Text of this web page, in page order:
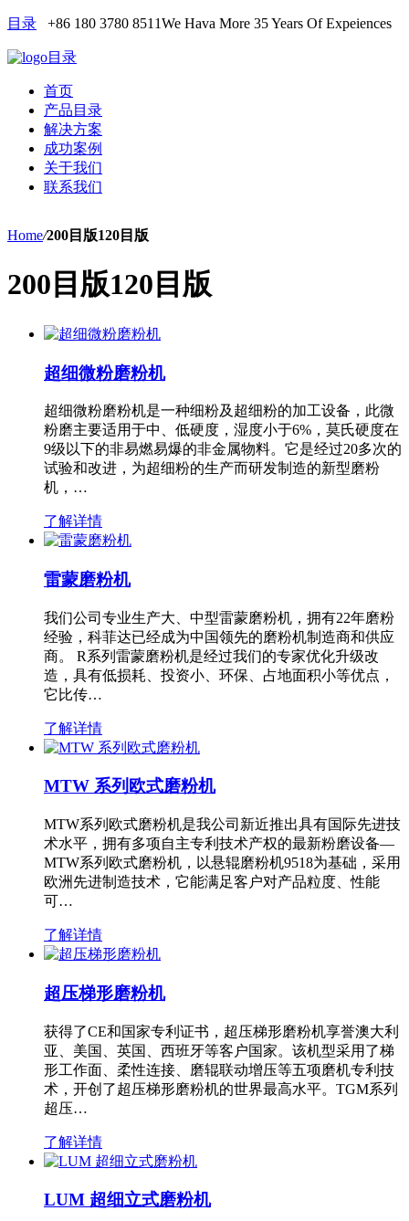
目录 +86 180 3780 8511We Hava More 35 Years Of Expeiences
目录
首页
产品目录
解决方案
成功案例
关于我们
联系我们
Home/200目版120目版
200目版120目版
超细微粉磨粉机
超细微粉磨粉机是一种细粉及超细粉的加工设备，此微
粉磨主要适用于中、低硬度，湿度小于6%，莫氏硬度在
9级以下的非易燃易爆的非金属物料。它是经过20多次的
试验和改进，为超细粉的生产而研发制造的新型磨粉
机，…
了解详情
雷蒙磨粉机
我们公司专业生产大、中型雷蒙磨粉机，拥有22年磨粉
经验，科菲达已经成为中国领先的磨粉机制造商和供应
商。 R系列雷蒙磨粉机是经过我们的专家优化升级改
造，具有低损耗、投资小、环保、占地面积小等优点，
它比传…
了解详情
MTW 系列欧式磨粉机
MTW系列欧式磨粉机是我公司新近推出具有国际先进技
术水平，拥有多项自主专利技术产权的最新粉磨设备—
MTW系列欧式磨粉机，以悬辊磨粉机9518为基础，采用
欧洲先进制造技术，它能满足客户对产品粒度、性能
可…
了解详情
超压梯形磨粉机
获得了CE和国家专利证书，超压梯形磨粉机享誉澳大利
亚、美国、英国、西班牙等客户国家。该机型采用了梯
形工作面、柔性连接、磨辊联动增压等五项磨机专利技
术，开创了超压梯形磨粉机的世界最高水平。TGM系列
超压…
了解详情
LUM 超细立式磨粉机